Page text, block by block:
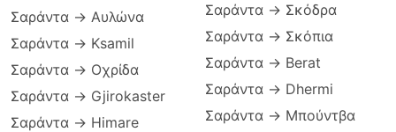
Σαράντα → Αυλώνα
Σαράντα → Ksamil
Σαράντα → Οχρίδα
Σαράντα → Gjirokaster
Σαράντα → Himare
Σαράντα → Σκόδρα
Σαράντα → Σκόπια
Σαράντα → Berat
Σαράντα → Dhermi
Σαράντα → Μπούντβα